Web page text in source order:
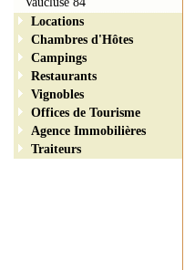
Locations
Chambres d'Hôtes
Campings
Restaurants
Vignobles
Offices de Tourisme
Agence Immobilières
Traiteurs